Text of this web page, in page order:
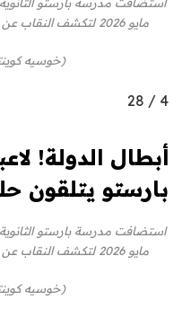
مايو 2026 لتكشف النقاب عن حلقات بطولة ولاية CIF المرتقبة.
(خوسيه
4
/
28
أبطال الدولة!
بارستو يتلقون
مايو 2026 لتكشف النقاب عن حلقات بطولة ولاية CIF المرتقبة.
(خوسيه